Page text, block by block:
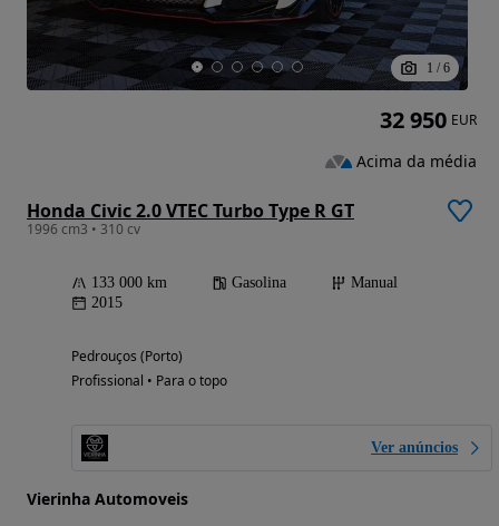
1 / 6
Honda Civic 2.0 VTEC Turbo Type R GT
1996 cm3 • 310 cv
133 000 km Gasolina
Manual
2015
Pedrouços (Porto)
Profissional • Para o topo
Ver anúncios
Vierinha Automoveis
32 950 EUR
Acima da média